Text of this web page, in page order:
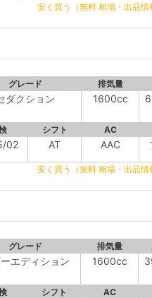
安く買う（無料 相場・出品情
グレード 排気量
ダクション 1600cc
シフト AC
02 AT AAC
安く買う（無料 相場・出品情
グレード 排気量
エディション 1600cc
シフト AC